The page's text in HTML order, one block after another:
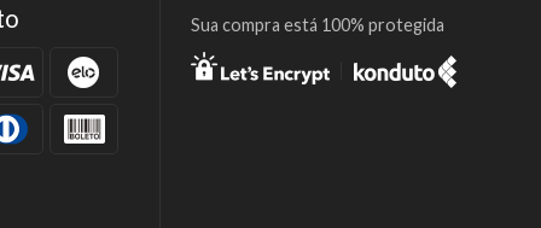
Sua compra está 100% protegida